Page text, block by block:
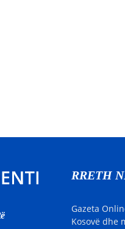
RRETH
Gazeta
Kosovë dhe